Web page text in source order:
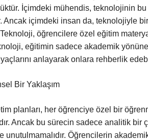
İçimdeki mühendis, teknolojinin
Ancak içimdeki insan da, teknolojiyle
öğrencilere özel eğitim
eğitimin sadece akademik
anlayarak onlara rehberlik
Bir Yaklaşım
planları, her öğrenciye özel bir
Ancak bu sürecin sadece analitik
unutulmamalıdır. Öğrencilerin